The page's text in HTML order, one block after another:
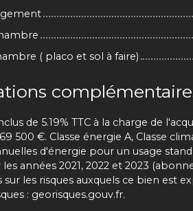
( placo et sol à faire)
de 5.19% TTC à la charge de
500 €. Classe énergie A, Classe
d'énergie pour un usage
années 2021, 2022 et 2023
les risques auxquels ce bien est
: georisques.gouv.fr.